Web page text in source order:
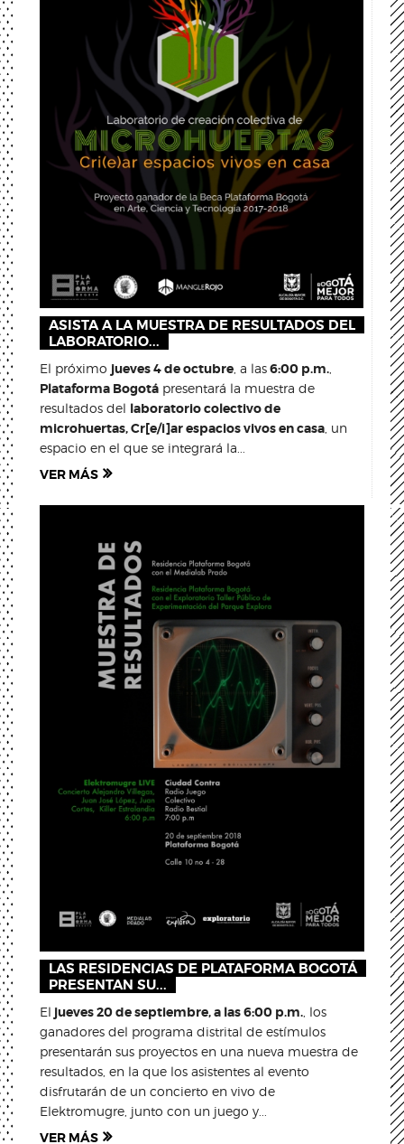
ASISTA A LA MUESTRA DE RESULTADOS DEL
LABORATORIO...
El próximo jueves 4 de octubre, a las6:00 p.m.,
Plataforma Bogotápresentará la muestra de
resultados del laboratorio colectivo de
microhuertas, Cr[e/i]ar espacios vivos en casa, un
espacio en el que se integrará la...
VER MÁS
LAS RESIDENCIAS DE PLATAFORMA BOGOTÁ
PRESENTAN SU...
El jueves 20 de septiembre, a las 6:00 p.m., los
ganadores del programa distrital de estímulos
presentarán sus proyectos en una nueva muestra de
resultados, en la que los asistentes al evento
disfrutarán de un concierto en vivo de
Elektromugre, junto con un juego y...
VER MÁS